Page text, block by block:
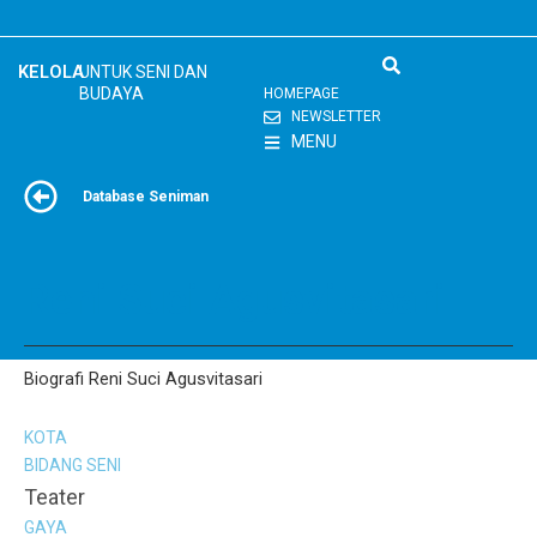
to
content
KELOLAUNTUK SENI DAN
BUDAYA
HOMEPAGE
NEWSLETTER
MENU
Database Seniman
Biografi Reni Suci Agusvitasari
KOTA
BIDANG SENI
Teater
GAYA